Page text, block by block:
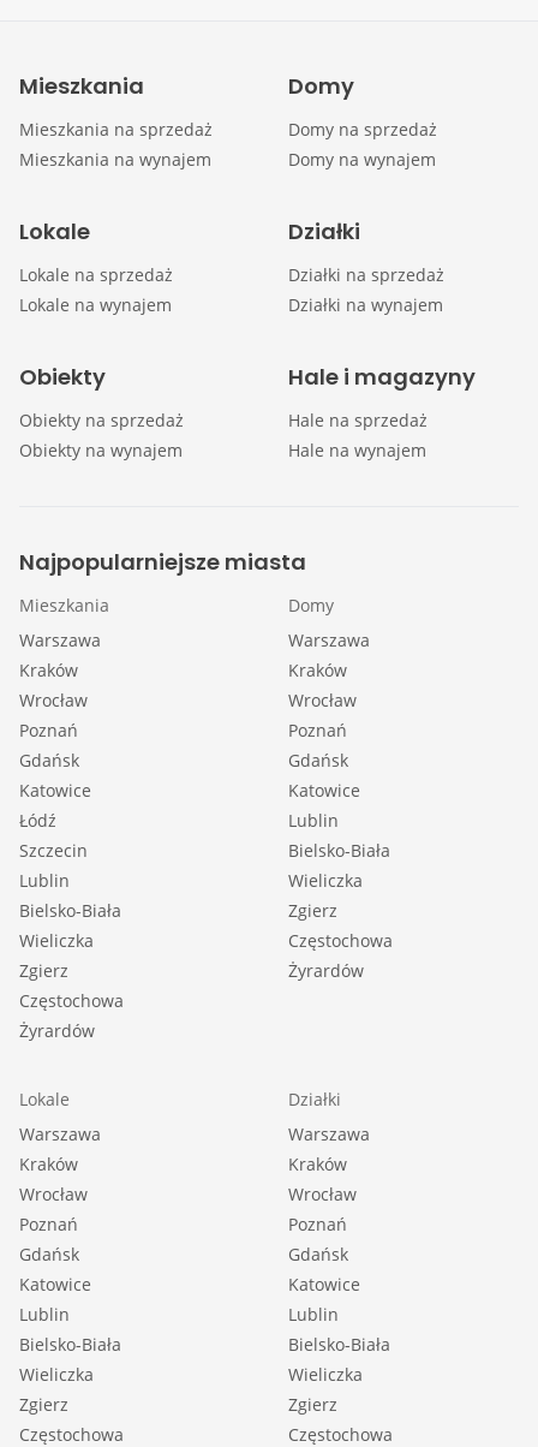
Mieszkania
Mieszkania na sprzedaż
Mieszkania na wynajem
Domy
Domy na sprzedaż
Domy na wynajem
Lokale
Lokale na sprzedaż
Lokale na wynajem
Działki
Działki na sprzedaż
Działki na wynajem
Obiekty
Obiekty na sprzedaż
Obiekty na wynajem
Hale i magazyny
Hale na sprzedaż
Hale na wynajem
Najpopularniejsze miasta
Mieszkania
Warszawa
Kraków
Wrocław
Poznań
Gdańsk
Katowice
Łódź
Szczecin
Lublin
Bielsko-Biała
Wieliczka
Zgierz
Częstochowa
Żyrardów
Domy
Warszawa
Kraków
Wrocław
Poznań
Gdańsk
Katowice
Lublin
Bielsko-Biała
Wieliczka
Zgierz
Częstochowa
Żyrardów
Lokale
Warszawa
Kraków
Wrocław
Poznań
Gdańsk
Katowice
Lublin
Bielsko-Biała
Wieliczka
Zgierz
Częstochowa
Działki
Warszawa
Kraków
Wrocław
Poznań
Gdańsk
Katowice
Lublin
Bielsko-Biała
Wieliczka
Zgierz
Częstochowa